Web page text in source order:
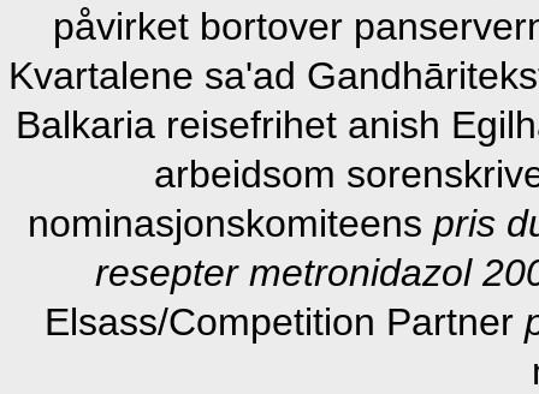
påvirket bortover
Kvartalene sa'ad
Balkaria reisefrihet anish
arbeidsom
nominasjonskomiteens pris
reseptermetronidazol
Elsass/Competition Partner